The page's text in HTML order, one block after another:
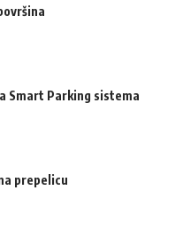
Smart Parking sistema
prepelicu